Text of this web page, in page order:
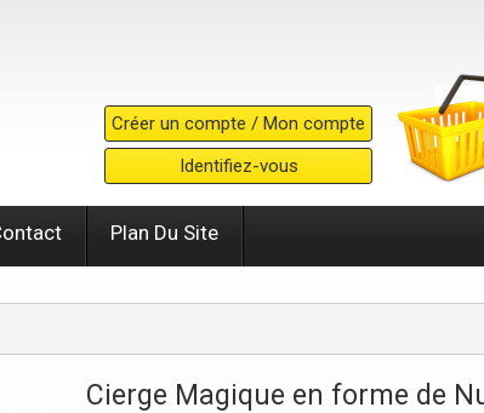
Créer un compte / Mon compte
Identifiez-vous
Plan Du Site
Cierge Magique en forme de